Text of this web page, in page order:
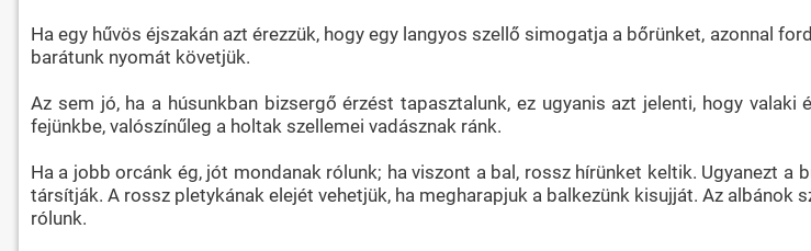
Ha egy hűvös éjszakán azt érezzük, hogy egy langyos szellő simogatja a bőrünket, azonnal
barátunk nyomát követjük.
Az sem jó, ha a húsunkban bizsergő érzést tapasztalunk, ez ugyanis azt jelenti, hogy
fejünkbe, valószínűleg a holtak szellemei vadásznak ránk.
Ha a jobb orcánk ég, jót mondanak rólunk; ha viszont a bal, rossz hírünket keltik. Ugyanezt
társítják. A rossz pletykának elejét vehetjük, ha megharapjuk a balkezünk kisujját. Az
rólunk.